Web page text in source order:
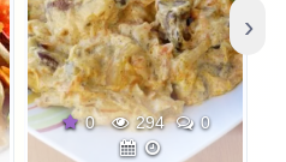
ватрушки ждут своего
часа. Хотя, как ждут,
скорее заканчиваются
почти сразу, как
дождались... ложатся в
0 294 0
›